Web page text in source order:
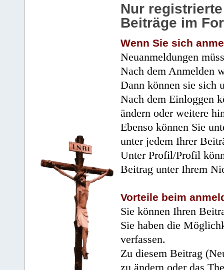
Nur
Beiträge im
Wenn Sie sich
Neuanmeldungen
Nach dem Anmelden
Dann können sie sich
Nach dem Einloggen
ändern oder weitere
Ebenso können Sie
unter jedem Ihrer
Unter Profil/Profil
Beitrag unter Ihrem
Vorteile beim
Sie können Ihren
Sie haben die
verfassen.
Zu diesem Beitrag